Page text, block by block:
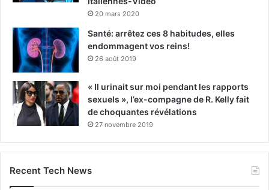
20 mars 2020
Santé: arrêtez ces 8 habitudes, elles
endommagent vos reins!
26 août 2019
« Il urinait sur moi pendant les rapports
sexuels », l’ex-compagne de R. Kelly fait
de choquantes révélations
27 novembre 2019
Recent Tech News